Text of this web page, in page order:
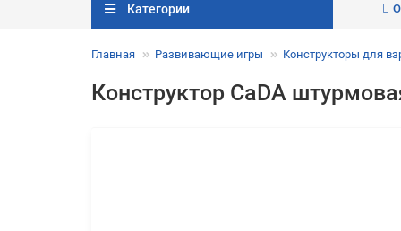
Категории
Главная Развивающие игры Конструкторы для
Конструктор CaDA